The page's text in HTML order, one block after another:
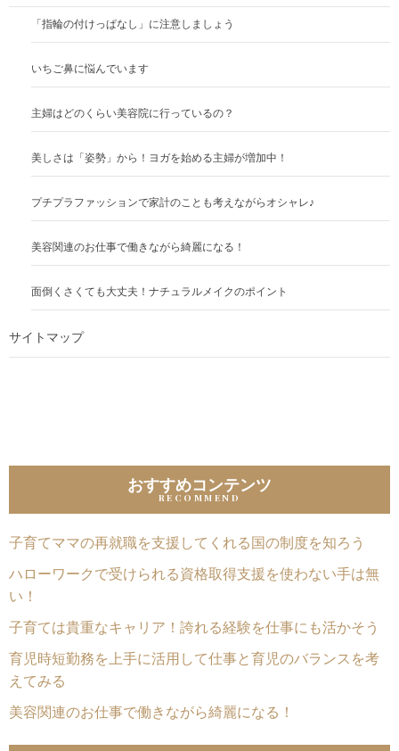
「指輪の付けっぱなし」に注意しましょう
いちご鼻に悩んでいます
主婦はどのくらい美容院に行っているの？
美しさは「姿勢」から！ヨガを始める主婦が増加中！
プチプラファッションで家計のことも考えながらオシャレ♪
美容関連のお仕事で働きながら綺麗になる！
面倒くさくても大丈夫！ナチュラルメイクのポイント
サイトマップ
おすすめコンテンツ
子育てママの再就職を支援してくれる国の制度を知ろう
ハローワークで受けられる資格取得支援を使わない手は無
い！
子育ては貴重なキャリア！誇れる経験を仕事にも活かそう
育児時短勤務を上手に活用して仕事と育児のバランスを考
えてみる
美容関連のお仕事で働きながら綺麗になる！